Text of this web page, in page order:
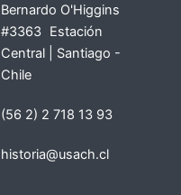
Bernardo O'Higgins
#3363 Estación
Central | Santiago -
Chile
(56 2) 2 718 13 93
historia@usach.cl